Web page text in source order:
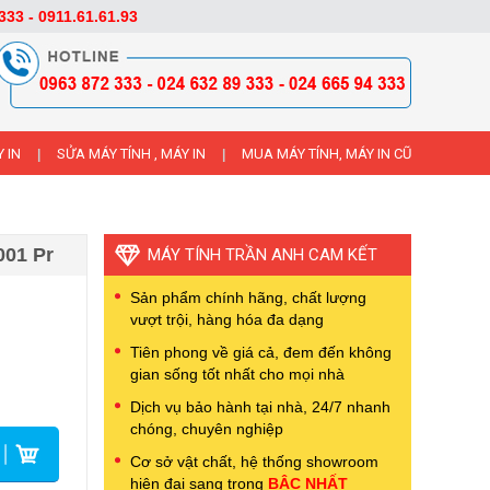
IN SỬA MÁY TÍNH , MÁY IN MUA MÁY TÍNH, MÁY IN CŨ
Pr MÁY TÍNH TRẦN ANH CAM KẾT
Sản phẩm chính hãng, chất lượng
vượt trội, hàng hóa đa dạng
Tiên phong về giá cả, đem đến không
gian sống tốt nhất cho mọi nhà
Dịch vụ bảo hành tại nhà, 24/7 nhanh
chóng, chuyên nghiệp
Cơ sở vật chất, hệ thống showroom
hiện đại sang trọng BẬC NHẤT
- 0911.61.61.93